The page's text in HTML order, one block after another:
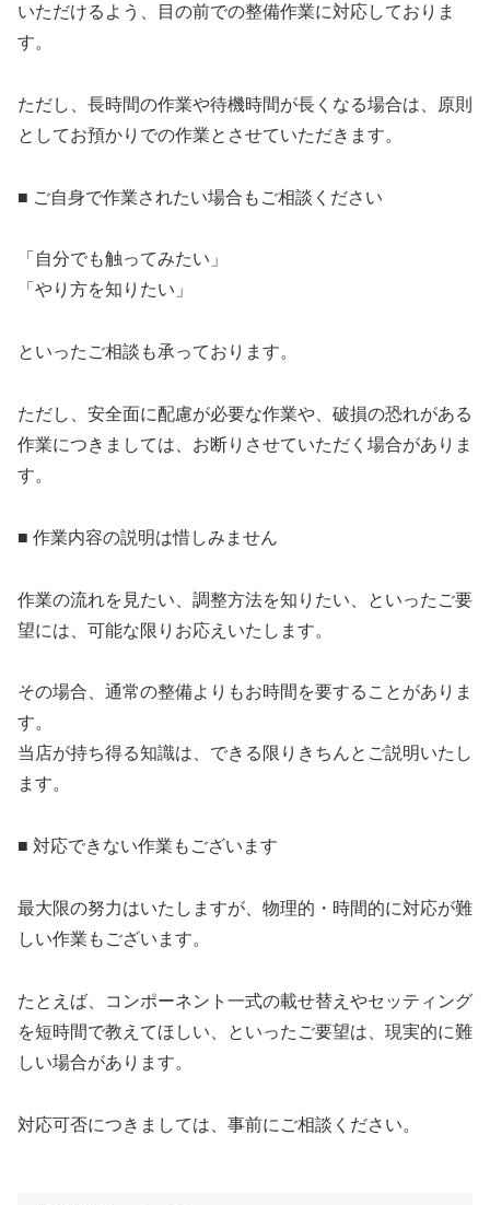
いただけるよう、目の前での整備作業に対応しておりま
す。
ただし、長時間の作業や待機時間が長くなる場合は、原則
としてお預かりでの作業とさせていただきます。
■ ご自身で作業されたい場合もご相談ください
「自分でも触ってみたい」
「やり方を知りたい」
といったご相談も承っております。
ただし、安全面に配慮が必要な作業や、破損の恐れがある
作業につきましては、お断りさせていただく場合がありま
す。
■ 作業内容の説明は惜しみません
作業の流れを見たい、調整方法を知りたい、といったご要
望には、可能な限りお応えいたします。
その場合、通常の整備よりもお時間を要することがありま
す。
当店が持ち得る知識は、できる限りきちんとご説明いたし
ます。
■ 対応できない作業もございます
最大限の努力はいたしますが、物理的・時間的に対応が難
しい作業もございます。
たとえば、コンポーネント一式の載せ替えやセッティング
を短時間で教えてほしい、といったご要望は、現実的に難
しい場合があります。
対応可否につきましては、事前にご相談ください。